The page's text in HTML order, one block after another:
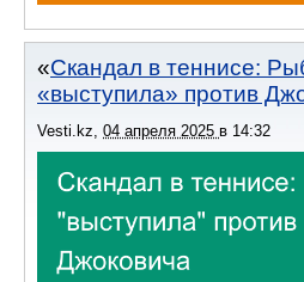
Скандал в теннисе:
«выступила» против
Vesti.kz 04 апреля 2025 в 14:32